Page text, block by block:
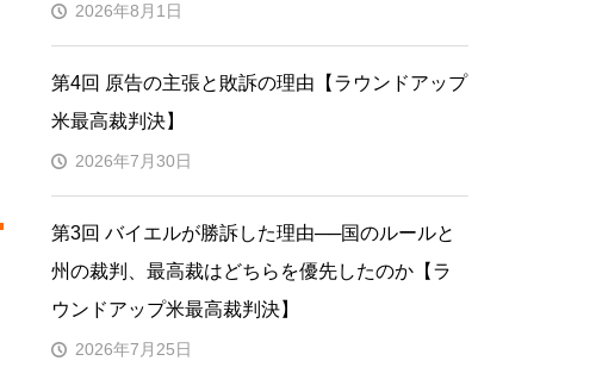
2026年8月1日
第4回 原告の主張と敗訴の理由【ラウンドアップ
米最高裁判決】
2026年7月30日
第3回 バイエルが勝訴した理由──国のルールと
州の裁判、最高裁はどちらを優先したのか【ラ
ウンドアップ米最高裁判決】
2026年7月25日